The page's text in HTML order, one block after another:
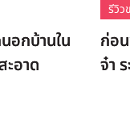
อกบ้านใน
ะอาด
รีวิว
ก่อ
จ๋า